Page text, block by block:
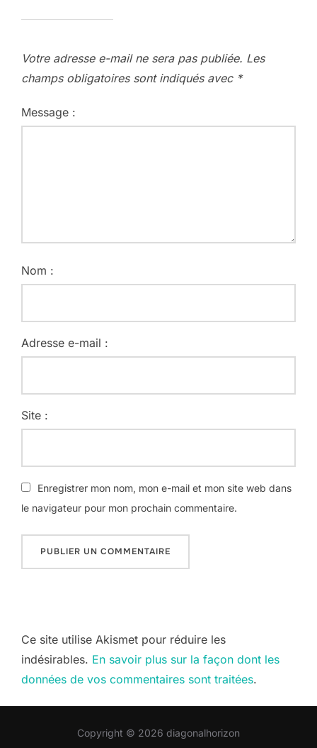
Votre adresse e-mail ne sera pas publiée. Les
champs obligatoires sont indiqués avec *
Message :
Nom :
Adresse e-mail :
Site :
Enregistrer mon nom, mon e-mail et mon site web dans
le navigateur pour mon prochain commentaire.
Ce site utilise Akismet pour réduire les
indésirables. En savoir plus sur la façon dont les
données de vos commentaires sont traitées.
Copyright © 2026 diagonalhorizon